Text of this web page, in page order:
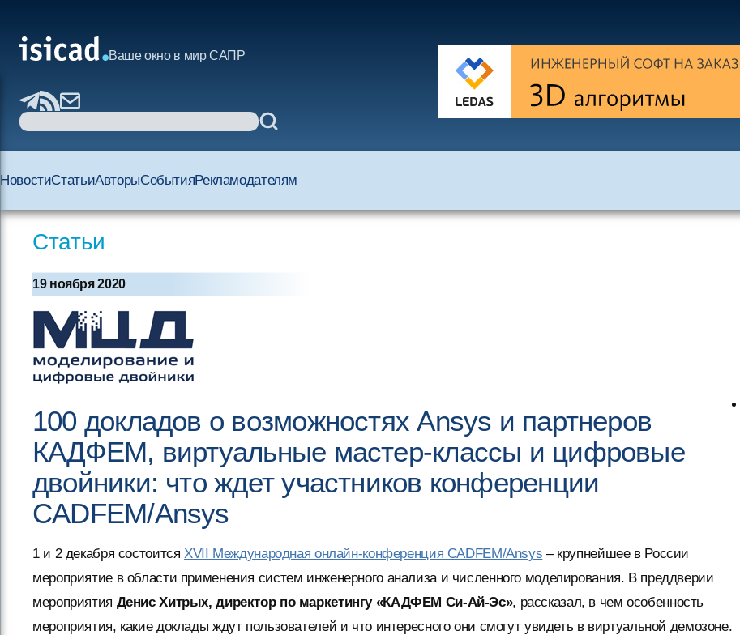
Ваше окно в мир САПР
НовостиСтатьиАвторыСобытияРекламодателям
Статьи
19 ноября 2020
100 докладов о возможностях Ansys и партнеров
КАДФЕМ, виртуальные мастер-классы и цифровые
двойники: что ждет участников конференции
CADFEM/Ansys
1 и 2 декабря состоитсяXVII Международная онлайн-конференция CADFEM/Ansys – крупнейшее в России
мероприятие в области применения систем инженерного анализа и численного моделирования. В преддверии
мероприятия Денис Хитрых, директор по маркетингу «КАДФЕМ Си-Ай-Эс», рассказал, в чем особенность
мероприятия, какие доклады ждут пользователей и что интересного они смогут увидеть в виртуальной демозоне.